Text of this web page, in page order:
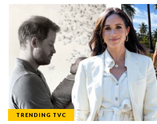
IR
TRENDING TVC